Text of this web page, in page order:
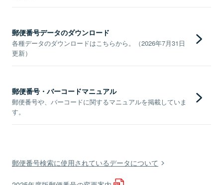
郵便番号データのダウンロード
各種データのダウンロードはこちらから。（2026年7月31日
更新）
郵便番号・バーコードマニュアル
郵便番号や、バーコードに関するマニュアルを掲載していま
す。
郵便番号検索に使用されているデータについて